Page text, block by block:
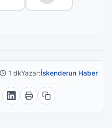
1 dkYazar:İskenderun Haber